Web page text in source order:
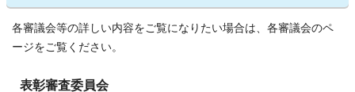
各審議会等の詳しい内容をご覧になりたい場合は、各審議会のペ
ージをご覧ください。
表彰審査委員会